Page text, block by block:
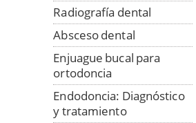
Radiografía dental
Absceso dental
Enjuague bucal para
ortodoncia
Endodoncia: Diagnóstico
y tratamiento